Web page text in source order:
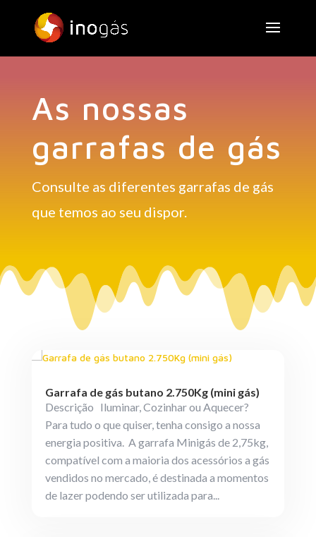
As nossas
garrafas de gás
Consulte as diferentes garrafas de gás
que temos ao seu dispor.
Garrafa de gás butano 2.750Kg (mini gás)
Descrição Iluminar, Cozinhar ou Aquecer?
Para tudo o que quiser, tenha consigo a nossa
energia positiva. A garrafa Minigás de 2,75kg,
compatível com a maioria dos acessórios a gás
vendidos no mercado, é destinada a momentos
de lazer podendo ser utilizada para...